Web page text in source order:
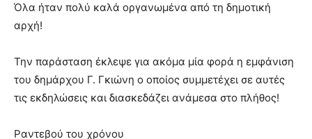
Όλα ήταν πολύ καλά οργανωμένα από τη δημοτική
αρχή!
Την παράσταση έκλεψε για ακόμα μία φορά η εμφάνιση
του δημάρχου Γ. Γκιώνη ο οποίος συμμετέχει σε αυτές
τις εκδηλώσεις και διασκεδάζει ανάμεσα στο πλήθος!
Ραντεβού του χρόνου